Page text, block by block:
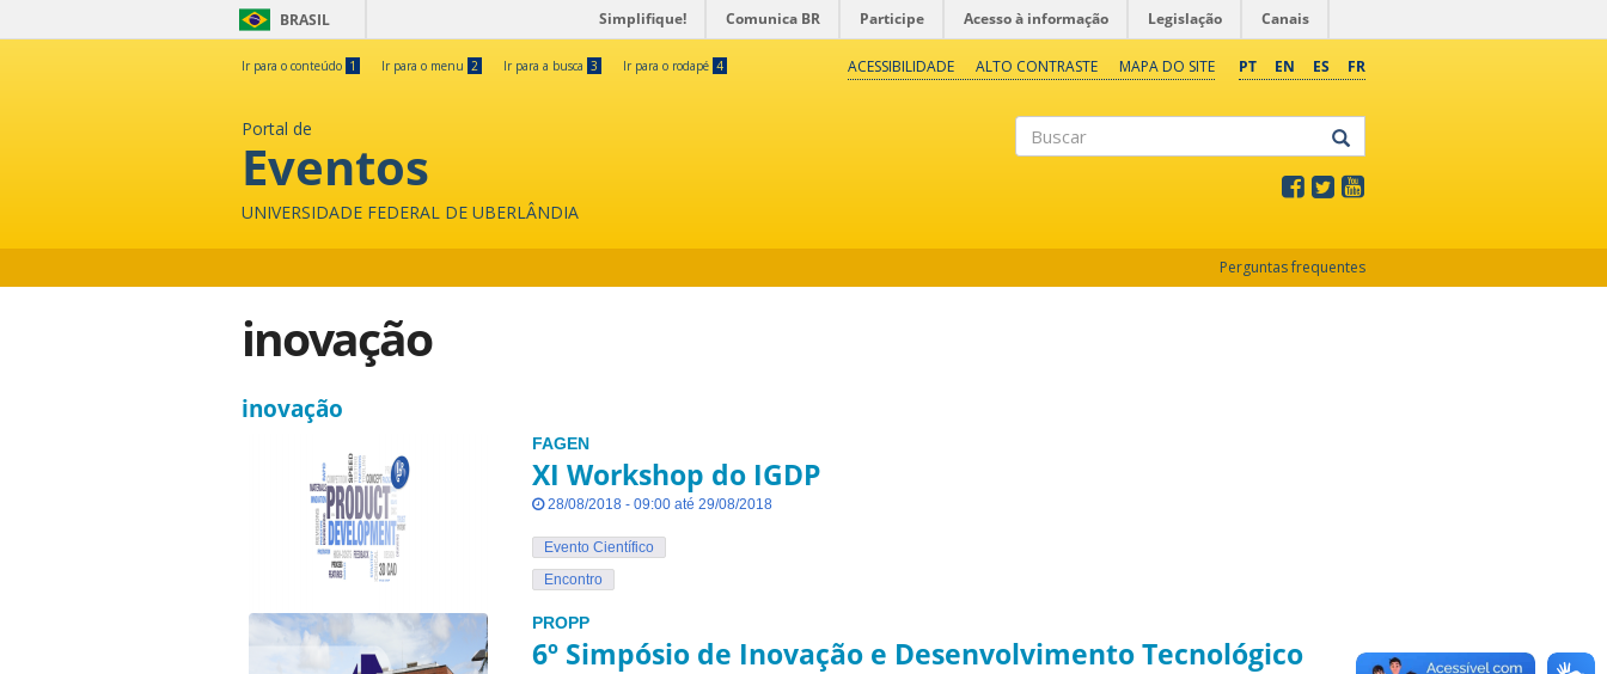
BRASIL Simplifique! Comunica BR Participe Acesso à informação Legislação Canais
Ir para o conteúdo 1 Ir para o menu 2 Ir para a busca 3 Ir para o rodapé 4 PT EN ES FR
ACESSIBILIDADE ALTO CONTRASTE MAPA DO SITE
Portal de
Eventos
UNIVERSIDADE FEDERAL DE UBERLÂNDIA
Perguntas frequentes
inovação
inovação
FAGEN
XI Workshop do IGDP
28/08/2018 - 09:00 até 29/08/2018
Evento Científico
Encontro
PROPP
6º Simpósio de Inovação e Desenvolvimento Tecnológico